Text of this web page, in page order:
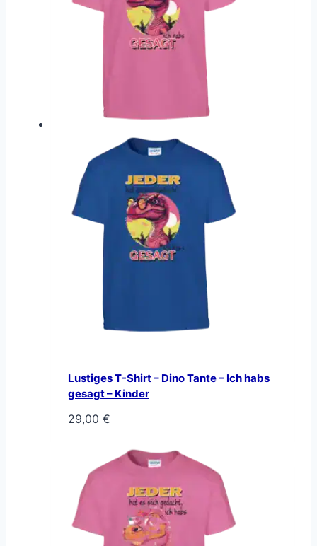
Lustiges T-Shirt – Dino Tante – Ich habs
gesagt – Kinder
29,00 €